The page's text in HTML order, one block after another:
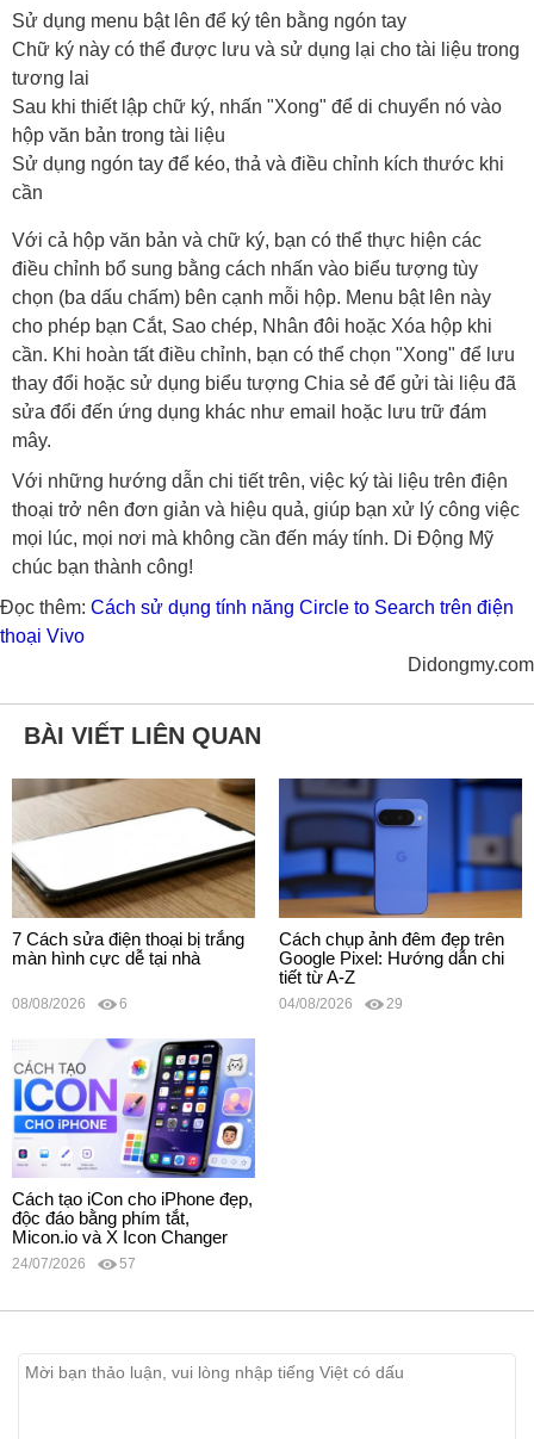
Sử dụng menu bật lên để ký tên bằng ngón tay
Chữ ký này có thể được lưu và sử dụng lại cho tài liệu trong
tương lai
Sau khi thiết lập chữ ký, nhấn "Xong" để di chuyển nó vào
hộp văn bản trong tài liệu
Sử dụng ngón tay để kéo, thả và điều chỉnh kích thước khi
cần
Với cả hộp văn bản và chữ ký, bạn có thể thực hiện các
điều chỉnh bổ sung bằng cách nhấn vào biểu tượng tùy
chọn (ba dấu chấm) bên cạnh mỗi hộp. Menu bật lên này
cho phép bạn Cắt, Sao chép, Nhân đôi hoặc Xóa hộp khi
cần. Khi hoàn tất điều chỉnh, bạn có thể chọn "Xong" để lưu
thay đổi hoặc sử dụng biểu tượng Chia sẻ để gửi tài liệu đã
sửa đổi đến ứng dụng khác như email hoặc lưu trữ đám
mây.
Với những hướng dẫn chi tiết trên, việc ký tài liệu trên điện
thoại trở nên đơn giản và hiệu quả, giúp bạn xử lý công việc
mọi lúc, mọi nơi mà không cần đến máy tính. Di Động Mỹ
chúc bạn thành công!
Đọc thêm: Cách sử dụng tính năng Circle to Search trên điện
thoại Vivo
Didongmy.com
BÀI VIẾT LIÊN QUAN
7 Cách sửa điện thoại bị trắng
màn hình cực dễ tại nhà
08/08/2026 6
Cách chụp ảnh đêm đẹp trên
Google Pixel: Hướng dẫn chi
tiết từ A-Z
04/08/2026 29
Cách tạo iCon cho iPhone đẹp,
độc đáo bằng phím tắt,
Micon.io và X Icon Changer
24/07/2026 57